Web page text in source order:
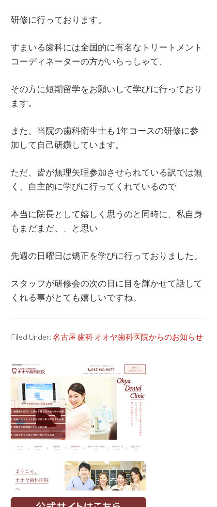
研修に行っております。
すまいる歯科には全国的に有名なトリートメント
コーディネーターの方がいらっしゃて、
その方に短期留学をお願いして学びに行っており
ます。
また、当院の歯科衛生士も1年コースの研修に参
加して自己研鑽しています。
ただ、皆が無理矢理参加させられている訳では無
く、自主的に学びに行ってくれているので
本当に院長として嬉しく思うのと同時に、私自身
もまだまだ、、と思い
先週の日曜日は矯正を学びに行っておりました。
スタッフが研修会の次の日に目を輝かせて話して
くれる事がとても嬉しいですね。
Filed Under:名古屋 歯科 オオヤ歯科医院からのお知らせ
Primary
Sidebar